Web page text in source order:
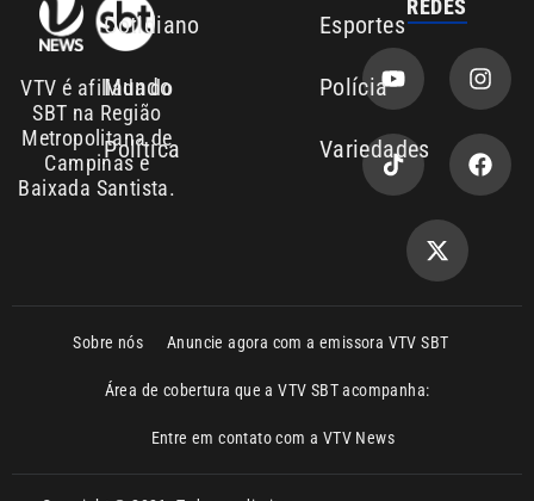
VTV é afiliada do
SBT na Região
Metropolitana de
Campinas e
Baixada Santista.
Cotidiano Esportes
Mundo Polícia
Política Variedades
REDES
Sobre nós Anuncie agora com a emissora VTV SBT
Área de cobertura que a VTV SBT acompanha:
Entre em contato com a VTV News